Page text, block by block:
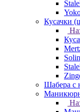
Кусачки
Шабера с